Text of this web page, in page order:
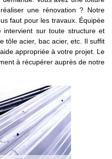
une rénovation ? Notre
faut pour les travaux. Équipée
intervient sur toute structure et
tôle acier, bac acier, etc. Il suffit
appropriée à votre projet. Le
à récupérer auprès de notre